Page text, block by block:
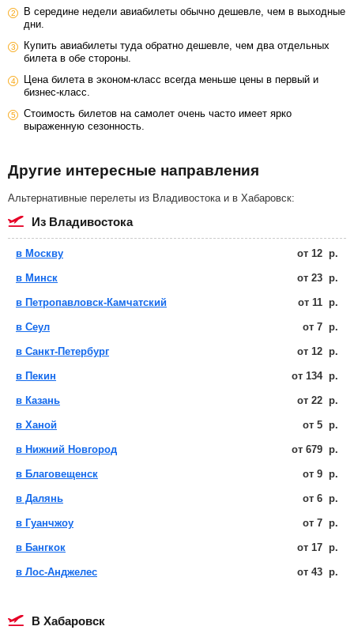
В середине недели авиабилеты обычно дешевле, чем в выходные
дни.
Купить авиабилеты туда обратно дешевле, чем два отдельных
билета в обе стороны.
Цена билета в эконом-класс всегда меньше цены в первый и
бизнес-класс.
Стоимость билетов на самолет очень часто имеет ярко
выраженную сезонность.
Другие интересные направления
Альтернативные перелеты из Владивостока и в Хабаровск:
из Владивостока
в Москву от 12 р.
в Минск от 23 р.
в Петропавловск-Камчатский от 11 р.
в Сеул от 7 р.
в Санкт-Петербург от 12 р.
в Пекин от 134 р.
в Казань от 22 р.
в Ханой от 5 р.
в Нижний Новгород от 679 р.
в Благовещенск от 9 р.
в Далянь от 6 р.
в Гуанчжоу от 7 р.
в Бангкок от 17 р.
в Лос-Анджелес от 43 р.
в Хабаровск